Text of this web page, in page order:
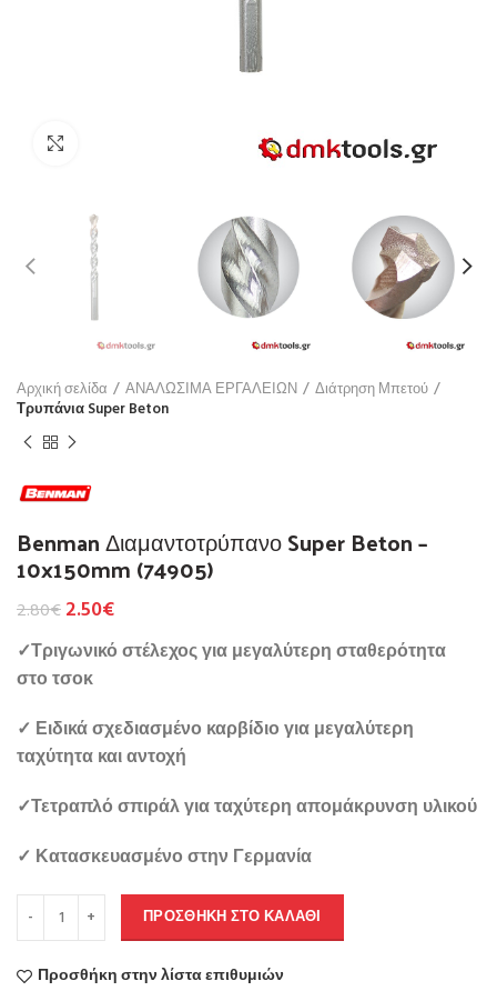
Αρχική σελίδα ΑΝΑΛΩΣΙΜΑ ΕΡΓΑΛΕΙΩΝ
Διάτρηση Μπετού
Τρυπάνια Super Beton
Benman Διαμαντοτρύπανο Super Beton –
10x150mm (74905)
2.80€2.50€
✓Τριγωνικό στέλεχος για μεγαλύτερη σταθερότητα
στο τσοκ
✓ Ειδικά σχεδιασμένο καρβίδιο για μεγαλύτερη
ταχύτητα και αντοχή
✓Τετραπλό σπιράλ για ταχύτερη απομάκρυνση υλικού
✓ Κατασκευασμένο στην Γερμανία
ΠΡΟΣΘΉΚΗ ΣΤΟ ΚΑΛΆΘΙ
Προσθήκη στην λίστα επιθυμιών